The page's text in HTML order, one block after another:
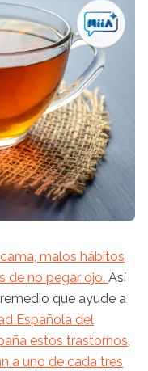
malos hábitos
de no pegar ojo. Así
que ayude a
Española del
estos trastornos,
a uno de cada tres